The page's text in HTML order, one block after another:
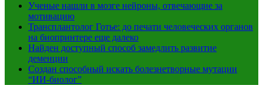
Ученые нашли в мозге нейроны, отвечающие за
мотивацию
Трансплантолог Готье: до печати человеческих органов
на биопринтере еще далеко
Найден доступный способ замедлить развитие
деменции
Создан способный искать болезнетворные мутации
“ИИ-биолог”